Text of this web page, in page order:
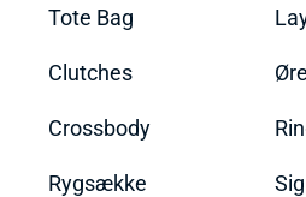
Tote Bag
Clutches
Crossbody
Rygsække